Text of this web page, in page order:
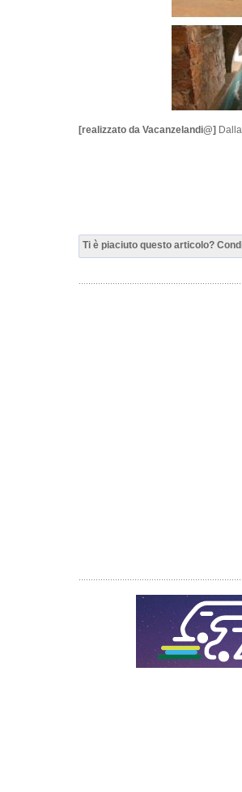
[realizzato da Vacanzelandi@]
Ti è piaciuto questo articolo?